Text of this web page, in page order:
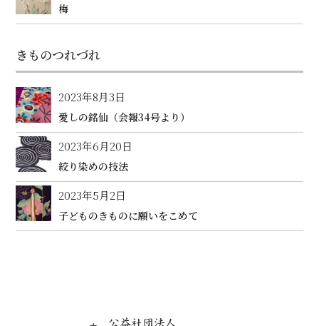
梅
きものつれづれ
2023年8月3日
愛しの銘仙（会報34号より）
2023年6月20日
絞り染めの技法
2023年5月2日
子どものきものに願いをこめて